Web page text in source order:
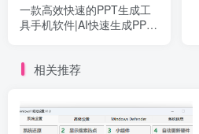
一款高效快速的PPT生成工
具手机软件|AI快速生成PPT
相关推荐